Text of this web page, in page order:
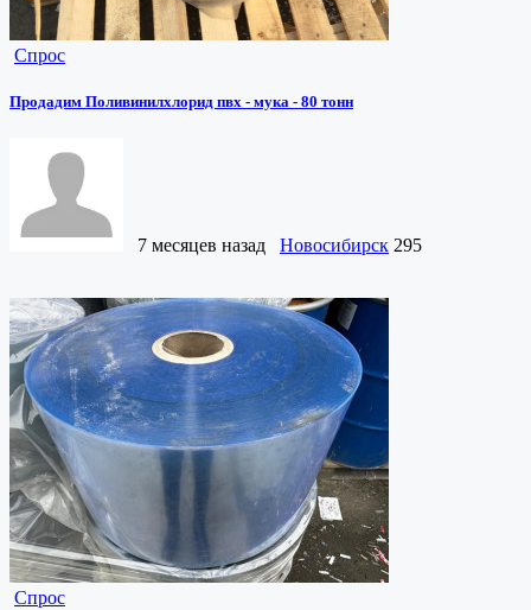
Спрос
Продадим Поливинилхлорид пвх - мука - 80 тонн
7 месяцев назад Новосибирск 295
Спрос